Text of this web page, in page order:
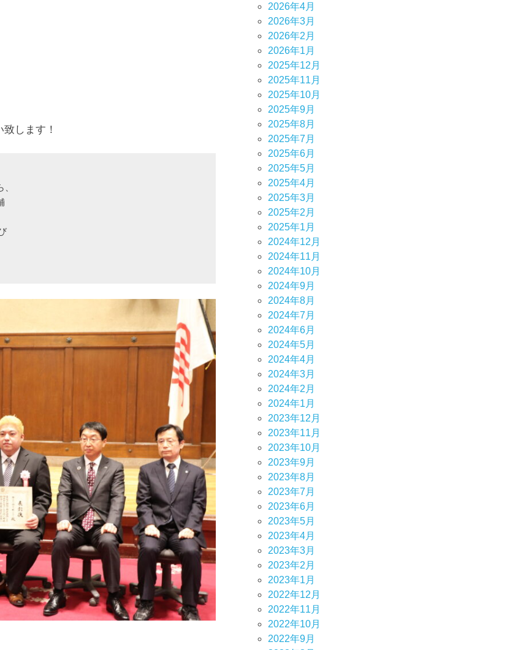
します！
2026年4月
2026年3月
2026年2月
2026年1月
2025年12月
2025年11月
2025年10月
2025年9月
2025年8月
2025年7月
2025年6月
2025年5月
2025年4月
2025年3月
2025年2月
2025年1月
2024年12月
2024年11月
2024年10月
2024年9月
2024年8月
2024年7月
2024年6月
2024年5月
2024年4月
2024年3月
2024年2月
2024年1月
2023年12月
2023年11月
2023年10月
2023年9月
2023年8月
2023年7月
2023年6月
2023年5月
2023年4月
2023年3月
2023年2月
2023年1月
2022年12月
2022年11月
2022年10月
2022年9月